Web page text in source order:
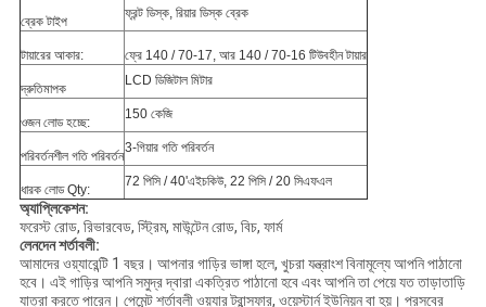
ব্রেক টাইপ
ফ্রন্ট ডিস্ক, রিয়ার ডিস্ক ব্রেক
টায়ারের আকার: ফ্রে 140 / 70-17, আর 140 / 70-16 টিউবহীন টায়ার
দ্রুতিমাপক
LCD ডিজিটাল মিটার
ওজন লোড হচ্ছে:
150 কেজি
পরিবর্তনশীল গতি পরিবর্তন
3-গিয়ার গতি পরিবর্তন
ধারক লোড Qty:
72 পিসি / 40'এইচকিউ, 22 পিসি / 20 সিএফএল
অ্যাপ্লিকেশন:
ফরেস্ট রোড, রিভারবেড, স্ট্রিম, মাউন্টেন রোড, বিচ, ফার্ম
লেনদেন শর্তাবলী:
আমাদের ওয়্যারেন্টি 1 বছর। আপনার গাড়ির ভাঙ্গা হলে, খুচরা যন্ত্রাংশ বিনামূল্যে আপনি পাঠানো
হবে। এই গাড়ির আপনি সমুদ্র দ্বারা একত্রিত পাঠানো হবে এবং আপনি তা পেয়ে যত তাড়াতাড়ি
যাত্রা করতে পারেন। পেমেন্ট শর্তাবলী ওয়্যার ট্রান্সফার, ওয়েস্টার্ন ইউনিয়ন বা হয়। প্রসবের